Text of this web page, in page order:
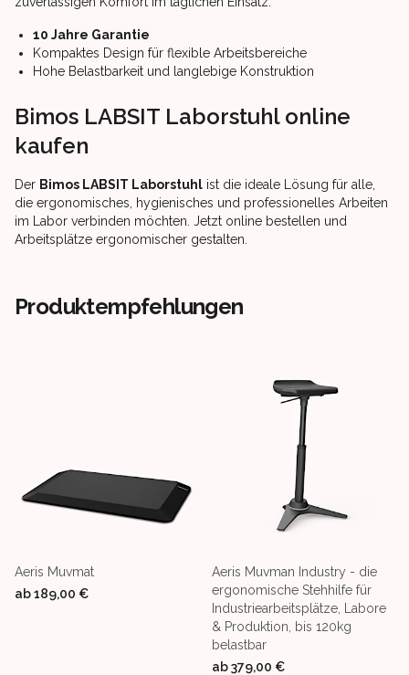
10 Jahre Garantie
Kompaktes Design für flexible Arbeitsbereiche
Hohe Belastbarkeit und langlebige Konstruktion
Bimos LABSIT Laborstuhl online
kaufen
Der Bimos LABSIT Laborstuhl ist die ideale Lösung für alle,
die ergonomisches, hygienisches und professionelles Arbeiten
im Labor verbinden möchten. Jetzt online bestellen und
Arbeitsplätze ergonomischer gestalten.
Produktempfehlungen
Aeris Muvmat
ab189,00 €
Aeris Muvman Industry - die
ergonomische Stehhilfe für
Industriearbeitsplätze, Labore
& Produktion, bis 120kg
belastbar
ab379,00 €